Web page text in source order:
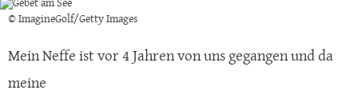
© ImagineGolf/Getty Images
Mein Neffe ist vor 4 Jahren von uns gegangen und da
meine